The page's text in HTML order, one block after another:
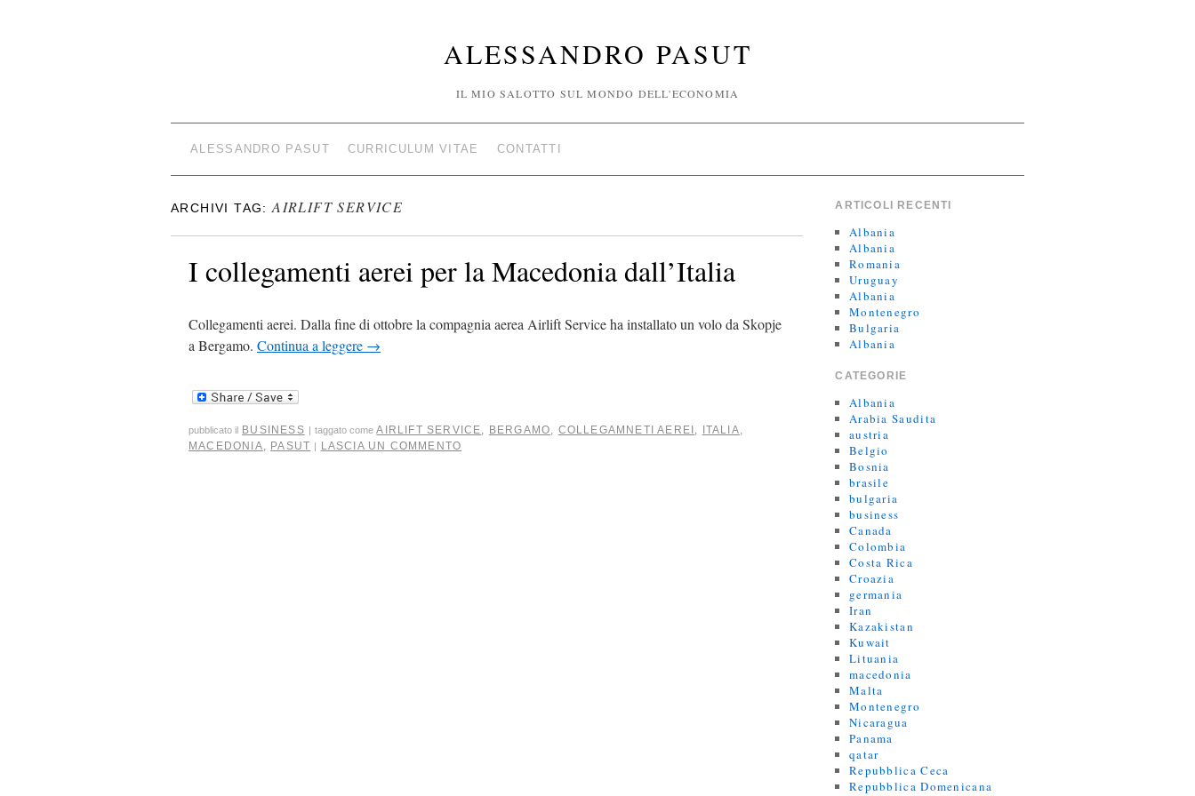
ALESSANDRO PASUT
IL MIO SALOTTO SUL MONDO DELL'ECONOMIA
ALESSANDRO PASUT CURRICULUM VITAE CONTATTI
ARCHIVI TAG:AIRLIFT SERVICE
I collegamenti aerei per la Macedonia dall’Italia
Collegamenti aerei. Dalla fine di ottobre la compagnia aerea Airlift Service ha installato un volo da Skopje
a Bergamo. Continua a leggere →
pubblicato il BUSINESS taggato come AIRLIFT SERVICE, BERGAMO, COLLEGAMNETI AEREI , ITALIA,
MACEDONIA, PASUT LASCIA UN COMMENTO
ARTICOLI RECENTI
Albania
Albania
Romania
Uruguay
Albania
Montenegro
Bulgaria
Albania
CATEGORIE
Albania
Arabia Saudita
austria
Belgio
Bosnia
brasile
bulgaria
business
Canada
Colombia
Costa Rica
Croazia
germania
Iran
Kazakistan
Kuwait
Lituania
macedonia
Malta
Montenegro
Nicaragua
Panama
qatar
Repubblica Ceca
Repubblica Domenicana